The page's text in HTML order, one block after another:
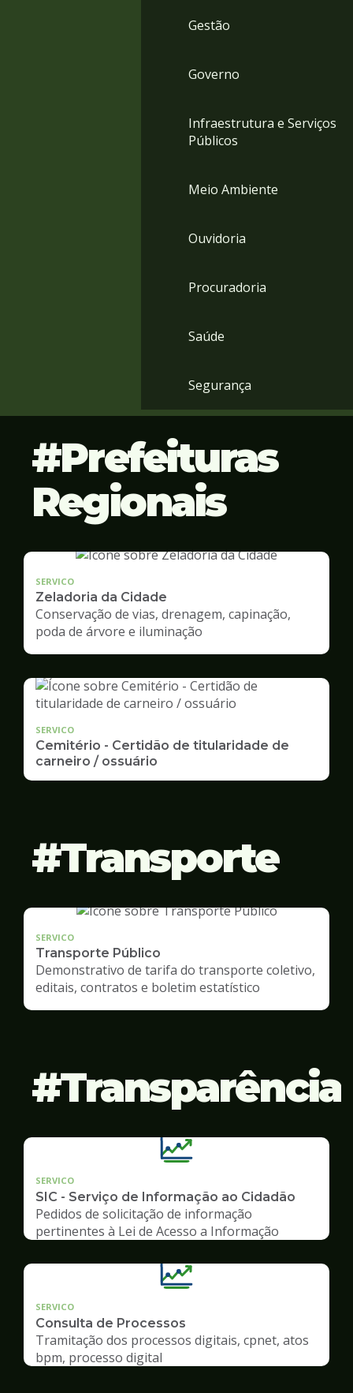
Gestão
Governo
Infraestrutura e Serviços
Públicos
Meio Ambiente
Ouvidoria
Procuradoria
Saúde
Segurança
Prefeituras
Regionais
SERVICO
Zeladoria da Cidade
Conservação de vias, drenagem, capinação,
poda de árvore e iluminação
SERVICO
Cemitério - Certidão de titularidade de
carneiro / ossuário
Transporte
SERVICO
Transporte Público
Demonstrativo de tarifa do transporte coletivo,
editais, contratos e boletim estatístico
Transparência
SERVICO
SIC - Serviço de Informação ao Cidadão
Pedidos de solicitação de informação
pertinentes à Lei de Acesso a Informação
SERVICO
Consulta de Processos
Tramitação dos processos digitais, cpnet, atos
bpm, processo digital